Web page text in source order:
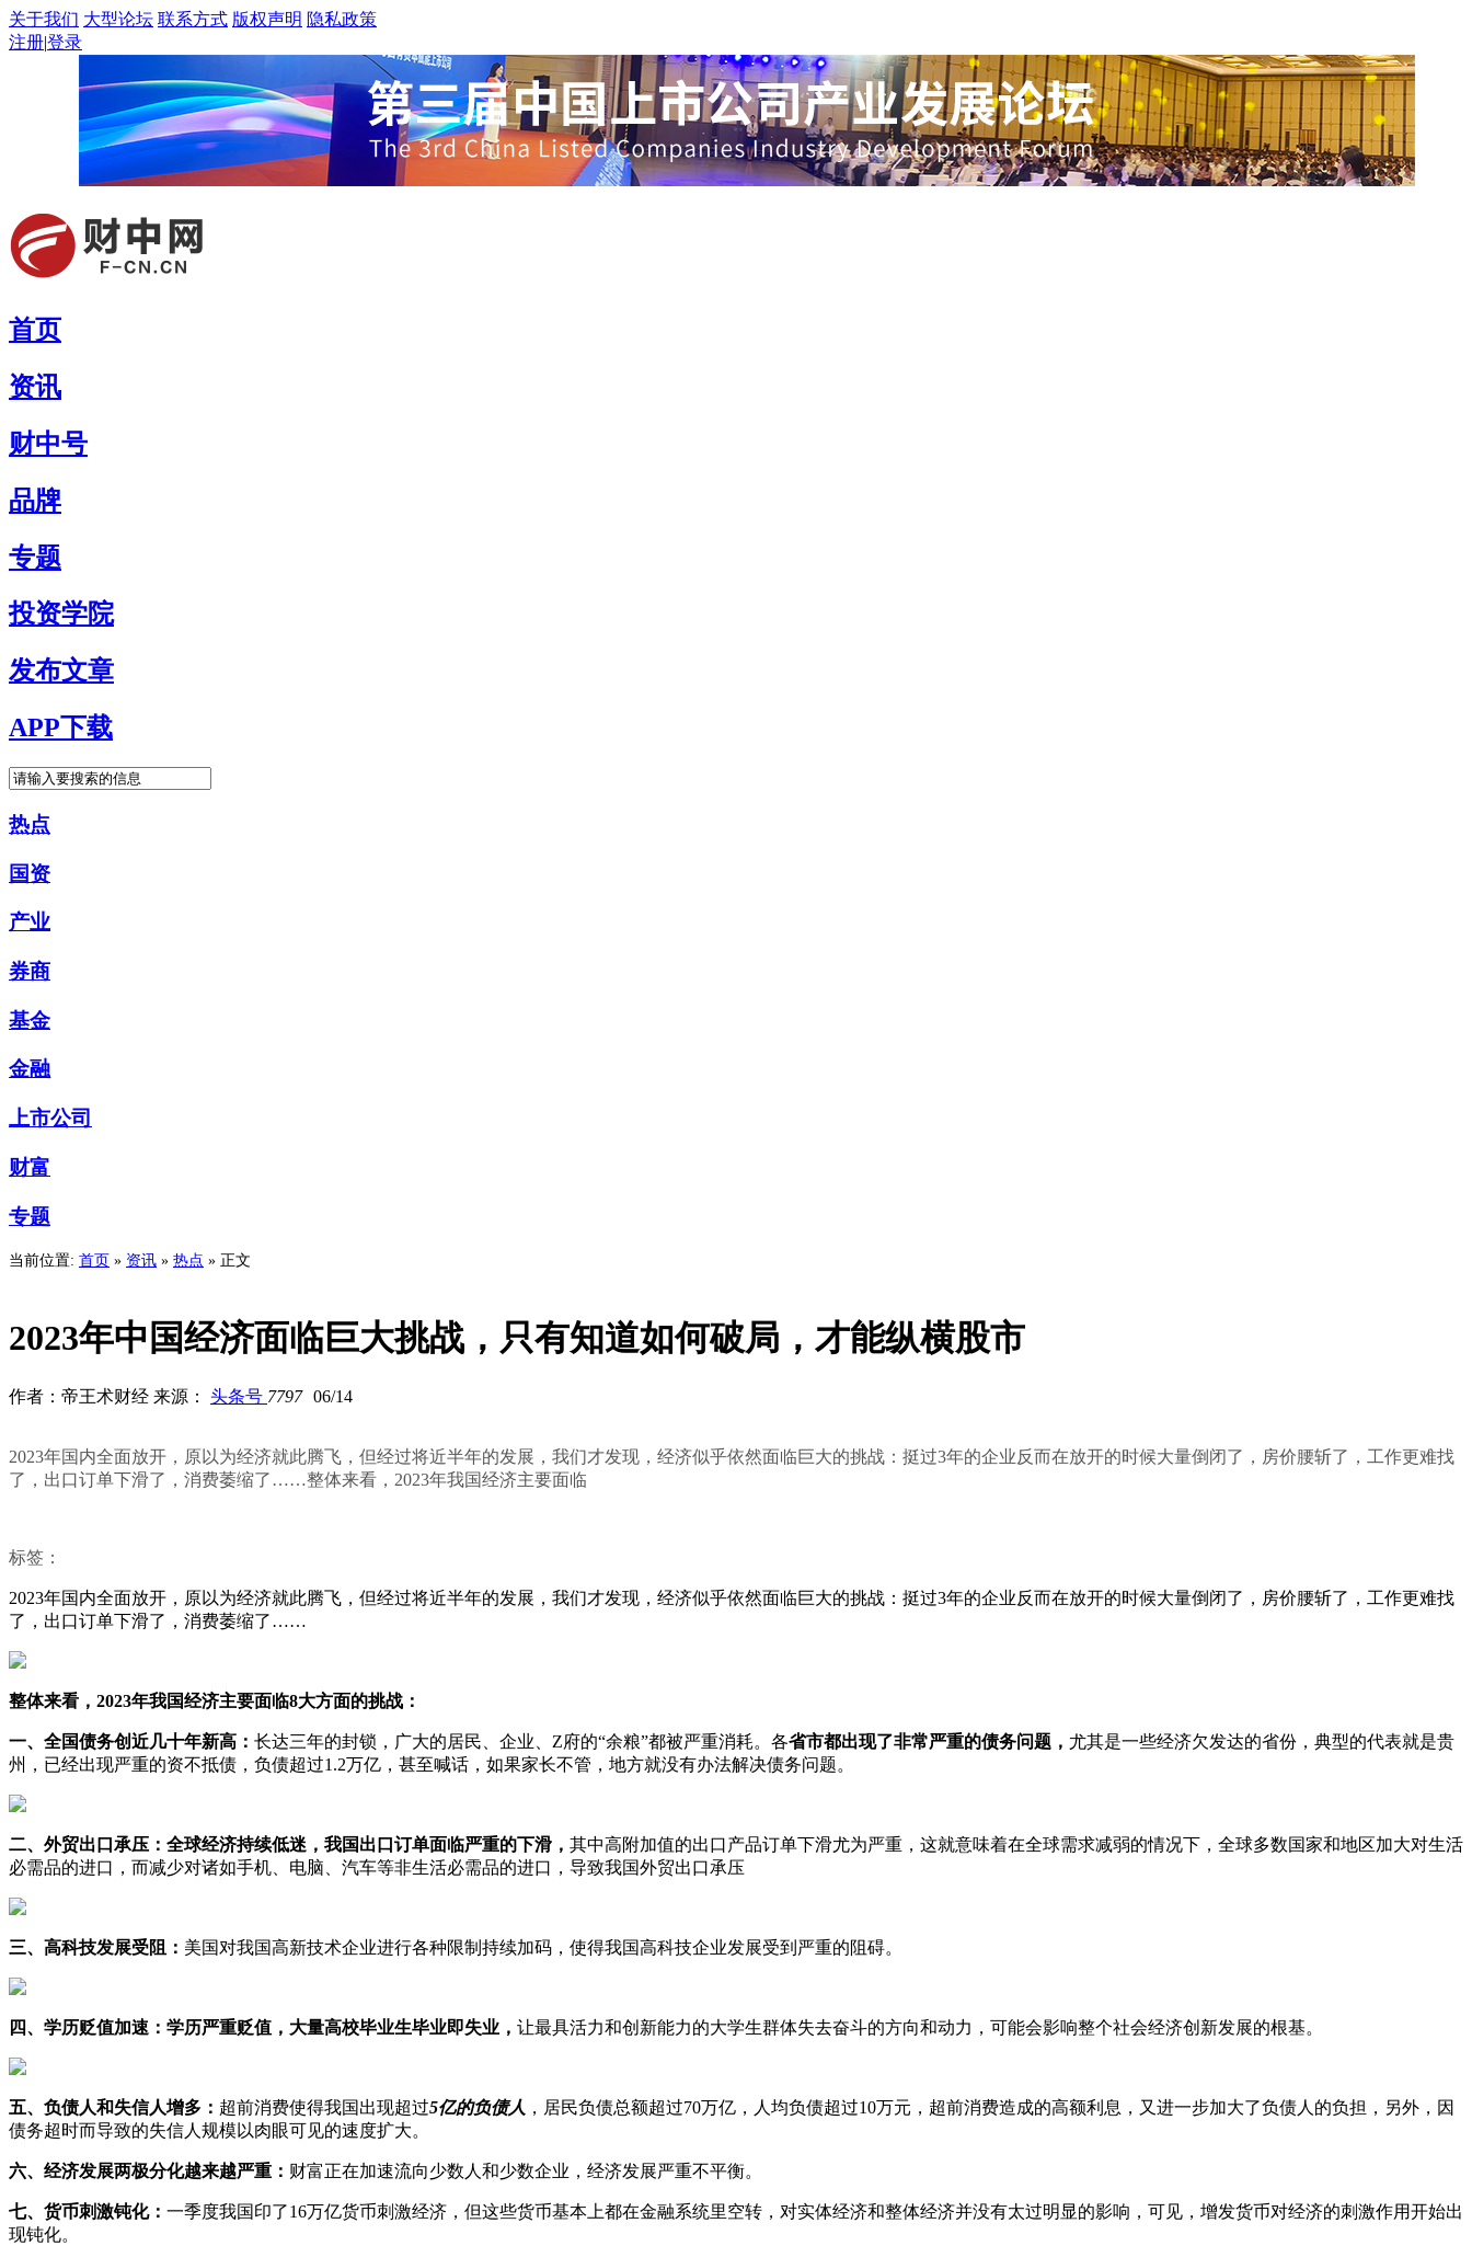
关于我们 大型论坛 联系方式 版权声明 隐私政策
注册|登录
首页
资讯
财中号
品牌
专题
投资学院
发布文章
APP下载
热点
国资
产业
券商
基金
金融
上市公司
财富
专题
当前位置: 首页 » 资讯 » 热点 » 正文
2023年中国经济面临巨大挑战，只有知道如何破局，才能纵横股市
作者：帝王术财经 来源： 头条号 7797 06/14
2023年国内全面放开，原以为经济就此腾飞，但经过将近半年的发展，我们才发现，经济似乎依然面临巨大的挑战：挺过3年的企业反而在放开的时候大量倒闭了，房价腰斩了，工作更难找
了，出口订单下滑了，消费萎缩了……整体来看，2023年我国经济主要面临
标签：
2023年国内全面放开，原以为经济就此腾飞，但经过将近半年的发展，我们才发现，经济似乎依然面临巨大的挑战：挺过3年的企业反而在放开的时候大量倒闭了，房价腰斩了，工作更难找
了，出口订单下滑了，消费萎缩了……
整体来看，2023年我国经济主要面临8大方面的挑战：
一、全国债务创近几十年新高： 长达三年的封锁，广大的居民、企业、Z府的“余粮”都被严重消耗。各省市都出现了非常严重的债务问题， 尤其是一些经济欠发达的省份，典型的代表就是贵
州，已经出现严重的资不抵债，负债超过1.2万亿，甚至喊话，如果家长不管，地方就没有办法解决债务问题。
二、外贸出口承压：全球经济持续低迷，我国出口订单面临严重的下滑， 其中高附加值的出口产品订单下滑尤为严重，这就意味着在全球需求减弱的情况下，全球多数国家和地区加大对生活
必需品的进口，而减少对诸如手机、电脑、汽车等非生活必需品的进口，导致我国外贸出口承压
三、高科技发展受阻： 美国对我国高新技术企业进行各种限制持续加码，使得我国高科技企业发展受到严重的阻碍。
四、学历贬值加速：学历严重贬值，大量高校毕业生毕业即失业， 让最具活力和创新能力的大学生群体失去奋斗的方向和动力，可能会影响整个社会经济创新发展的根基。
五、负债人和失信人增多： 超前消费使得我国出现超过5亿的负债人 ，居民负债总额超过70万亿，人均负债超过10万元，超前消费造成的高额利息，又进一步加大了负债人的负担，另外，因
债务超时而导致的失信人规模以肉眼可见的速度扩大。
六、经济发展两极分化越来越严重： 财富正在加速流向少数人和少数企业，经济发展严重不平衡。
七、货币刺激钝化： 一季度我国印了16万亿货币刺激经济，但这些货币基本上都在金融系统里空转，对实体经济和整体经济并没有太过明显的影响，可见，增发货币对经济的刺激作用开始出
现钝化。